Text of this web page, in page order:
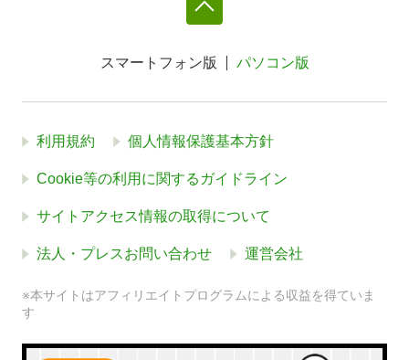
スマートフォン版 パソコン版
利用規約 個人情報保護基本方針
Cookie等の利用に関するガイドライン
サイトアクセス情報の取得について
法人・プレスお問い合わせ 運営会社
※本サイトはアフィリエイトプログラムによる収益を得ていま
す